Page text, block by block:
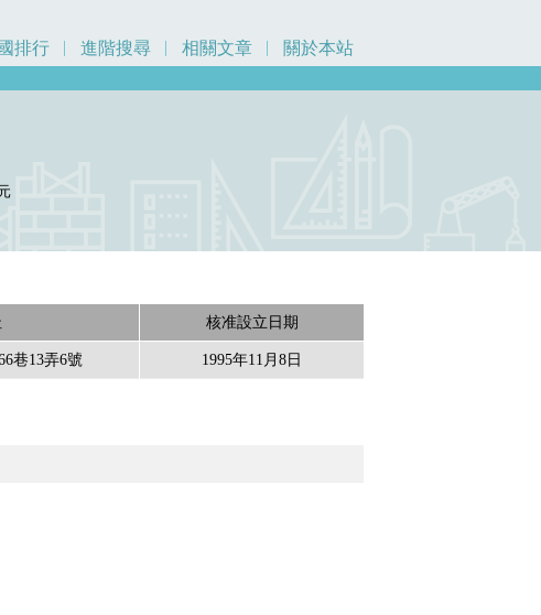
排行 進階搜尋 相關文章 關於本站
核准設立日期
巷13弄6號 1995年11月8日